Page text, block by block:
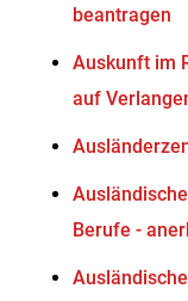
beantragen
Auskunft im
auf
Berufe -